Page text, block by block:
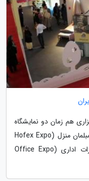
هم زمان دو نمایشگاه
تخصصی است؛ بیست و نهمین نمایشگاه مبلمان منزل (Hofex Expo
2020) و نهمین نمایشگاه مبلمان و تجهیزات اداری (Office Expo